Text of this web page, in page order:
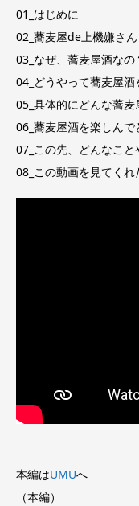
01_はじめに
02_蕎麦屋de上機嫌さ
03_なぜ、蕎麦屋酒なの
04_どうやって蕎麦屋酒
05_具体的にどんな蕎麦
06_蕎麦屋酒を楽しん
07_この先、どんなこと
08_この動画を見てく
本編はUMUへ
（本編）